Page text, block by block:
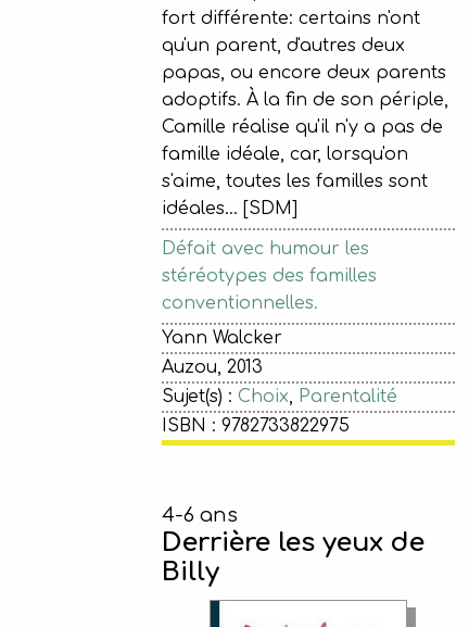
fort différente: certains n'ont
qu'un parent, d'autres deux
papas, ou encore deux parents
adoptifs. À la fin de son périple,
Camille réalise qu'il n'y a pas de
famille idéale, car, lorsqu'on
s'aime, toutes les familles sont
idéales... [SDM]
Défait avec humour les
stéréotypes des familles
conventionnelles.
Yann Walcker
Auzou, 2013
Sujet(s) : Choix, Parentalité
ISBN : 9782733822975
4-6 ans
Derrière les yeux de
Billy